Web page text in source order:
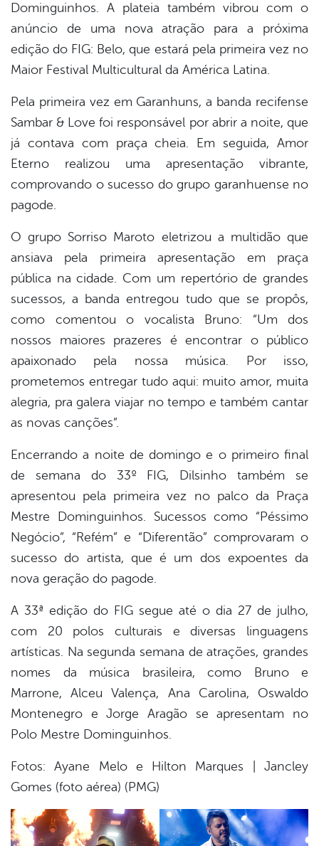
Dominguinhos. A plateia também vibrou com o
anúncio de uma nova atração para a próxima
edição do FIG: Belo, que estará pela primeira vez no
Maior Festival Multicultural da América Latina.
Pela primeira vez em Garanhuns, a banda recifense
Sambar & Love foi responsável por abrir a noite, que
já contava com praça cheia. Em seguida, Amor
Eterno realizou uma apresentação vibrante,
comprovando o sucesso do grupo garanhuense no
pagode.
O grupo Sorriso Maroto eletrizou a multidão que
ansiava pela primeira apresentação em praça
pública na cidade. Com um repertório de grandes
sucessos, a banda entregou tudo que se propôs,
como comentou o vocalista Bruno: “Um dos
nossos maiores prazeres é encontrar o público
apaixonado pela nossa música. Por isso,
prometemos entregar tudo aqui: muito amor, muita
alegria, pra galera viajar no tempo e também cantar
as novas canções”.
Encerrando a noite de domingo e o primeiro final
de semana do 33º FIG, Dilsinho também se
apresentou pela primeira vez no palco da Praça
Mestre Dominguinhos. Sucessos como “Péssimo
Negócio”, “Refém” e “Diferentão” comprovaram o
sucesso do artista, que é um dos expoentes da
nova geração do pagode.
A 33ª edição do FIG segue até o dia 27 de julho,
com 20 polos culturais e diversas linguagens
artísticas. Na segunda semana de atrações, grandes
nomes da música brasileira, como Bruno e
Marrone, Alceu Valença, Ana Carolina, Oswaldo
Montenegro e Jorge Aragão se apresentam no
Polo Mestre Dominguinhos.
Fotos: Ayane Melo e Hilton Marques | Jancley
Gomes (foto aérea) (PMG)